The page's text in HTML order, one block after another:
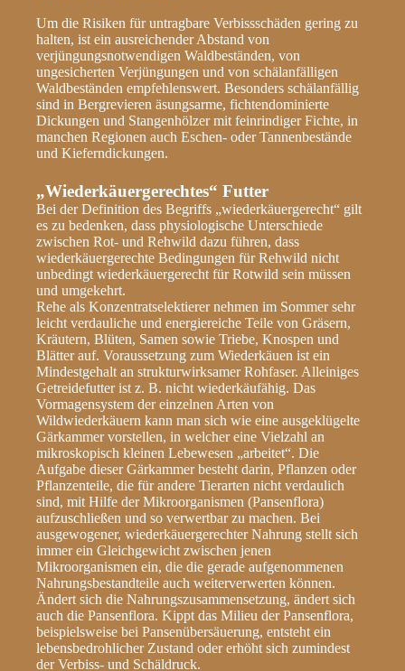
Um die Risiken für untragbare Verbissschäden gering zu
halten, ist ein ausreichender Abstand von
verjüngungsnotwendigen Waldbeständen, von
ungesicherten Verjüngungen und von schälanfälligen
Waldbeständen empfehlenswert. Besonders schälanfällig
sind in Bergrevieren äsungsarme, fichtendominierte
Dickungen und Stangenhölzer mit feinrindiger Fichte, in
manchen Regionen auch Eschen- oder Tannenbestände
und Kieferndickungen.
„Wiederkäuergerechtes“ Futter
Bei der Definition des Begriffs „wiederkäuergerecht“ gilt
es zu bedenken, dass physiologische Unterschiede
zwischen Rot- und Rehwild dazu führen, dass
wiederkäuergerechte Bedingungen für Rehwild nicht
unbedingt wiederkäuergerecht für Rotwild sein müssen
und umgekehrt.
Rehe als Konzentratselektierer nehmen im Sommer sehr
leicht verdauliche und energiereiche Teile von Gräsern,
Kräutern, Blüten, Samen sowie Triebe, Knospen und
Blätter auf. Voraussetzung zum Wiederkäuen ist ein
Mindestgehalt an strukturwirksamer Rohfaser. Alleiniges
Getreidefutter ist z. B. nicht wiederkäufähig. Das
Vormagensystem der einzelnen Arten von
Wildwiederkäuern kann man sich wie eine ausgeklügelte
Gärkammer vorstellen, in welcher eine Vielzahl an
mikroskopisch kleinen Lebewesen „arbeitet“. Die
Aufgabe dieser Gärkammer besteht darin, Pflanzen oder
Pflanzenteile, die für andere Tierarten nicht verdaulich
sind, mit Hilfe der Mikroorganismen (Pansenflora)
aufzuschließen und so verwertbar zu machen. Bei
ausgewogener, wiederkäuergerechter Nahrung stellt sich
immer ein Gleichgewicht zwischen jenen
Mikroorganismen ein, die die gerade aufgenommenen
Nahrungsbestandteile auch weiterverwerten können.
Ändert sich die Nahrungszusammensetzung, ändert sich
auch die Pansenflora. Kippt das Milieu der Pansenflora,
beispielsweise bei Pansenübersäuerung, entsteht ein
lebensbedrohlicher Zustand oder erhöht sich zumindest
der Verbiss- und Schäldruck.